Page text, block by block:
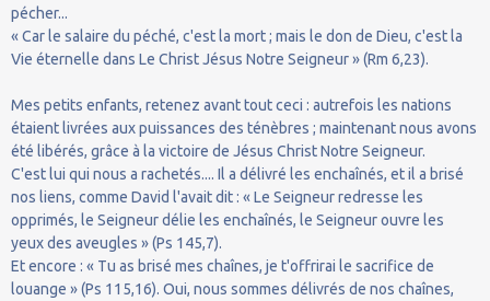
pécher...
« Car le salaire du péché, c'est la mort ; mais le don de Dieu, c'est la
Vie éternelle dans Le Christ Jésus Notre Seigneur » (Rm 6,23).
Mes petits enfants, retenez avant tout ceci : autrefois les nations
étaient livrées aux puissances des ténèbres ; maintenant nous avons
été libérés, grâce à la victoire de Jésus Christ Notre Seigneur.
C'est lui qui nous a rachetés.... Il a délivré les enchaînés, et il a brisé
nos liens, comme David l'avait dit : « Le Seigneur redresse les
opprimés, le Seigneur délie les enchaînés, le Seigneur ouvre les
yeux des aveugles » (Ps 145,7).
Et encore : « Tu as brisé mes chaînes, je t'offrirai le sacrifice de
louange » (Ps 115,16). Oui, nous sommes délivrés de nos chaînes,